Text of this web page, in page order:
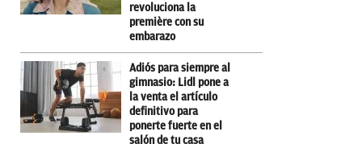
revoluciona la
première con su
embarazo
Adiós para siempre al
gimnasio: Lidl pone a
la venta el artículo
definitivo para
ponerte fuerte en el
salón de tu casa